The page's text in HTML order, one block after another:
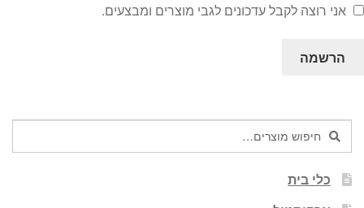
אני רוצה לקבל עדכונים לגבי מוצרים ומבצעים.
הרשמה
חיפוש
עבור:
חיפוש
כלי בית